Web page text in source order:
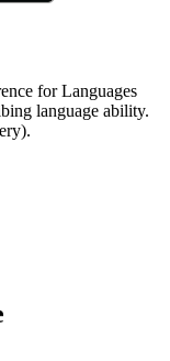
for Languages
language ability.